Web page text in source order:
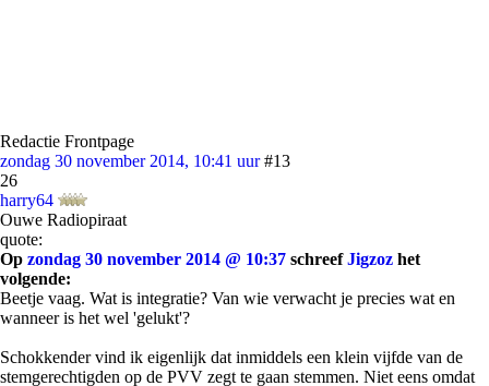
Redactie Frontpage
zondag 30 november 2014, 10:41 uur #13
26
harry64
Ouwe Radiopiraat
quote:
Op zondag 30 november 2014 @ 10:37 schreefJigzoz het
volgende:
Beetje vaag. Wat is integratie? Van wie verwacht je precies wat en
wanneer is het wel 'gelukt'?
Schokkender vind ik eigenlijk dat inmiddels een klein vijfde van de
stemgerechtigden op de PVV zegt te gaan stemmen. Niet eens omdat